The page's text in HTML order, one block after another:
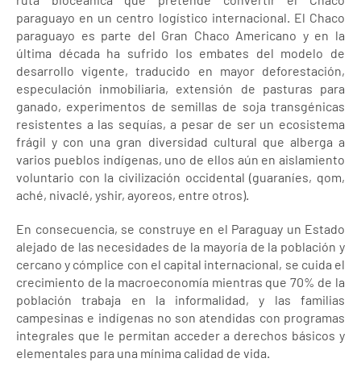
paraguayo en un centro logístico internacional. El Chaco
paraguayo es parte del Gran Chaco Americano y en la
última década ha sufrido los embates del modelo de
desarrollo vigente, traducido en mayor deforestación,
especulación inmobiliaria, extensión de pasturas para
ganado, experimentos de semillas de soja transgénicas
resistentes a las sequías, a pesar de ser un ecosistema
frágil y con una gran diversidad cultural que alberga a
varios pueblos indígenas, uno de ellos aún en aislamiento
voluntario con la civilización occidental (guaraníes, qom,
aché, nivaclé, yshir, ayoreos, entre otros).
En consecuencia, se construye en el Paraguay un Estado
alejado de las necesidades de la mayoría de la población y
cercano y cómplice con el capital internacional, se cuida el
crecimiento de la macroeconomía mientras que 70% de la
población trabaja en la informalidad, y las familias
campesinas e indígenas no son atendidas con programas
integrales que le permitan acceder a derechos básicos y
elementales para una mínima calidad de vida.